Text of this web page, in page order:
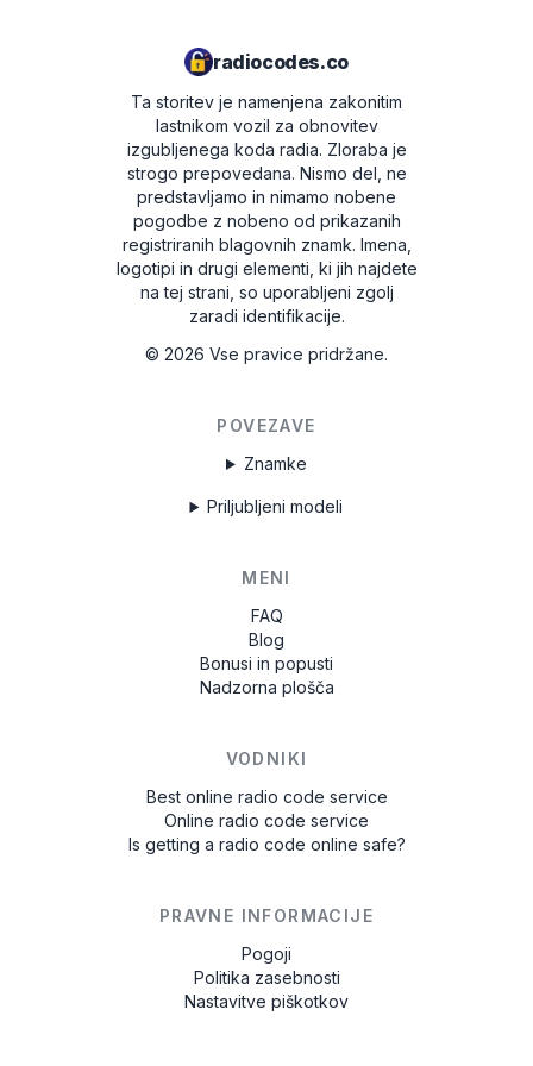
00790
radiocodes.co
Ta storitev je namenjena zakonitim
lastnikom vozil za obnovitev
izgubljenega koda radia. Zloraba je
strogo prepovedana. Nismo del, ne
predstavljamo in nimamo nobene
pogodbe z nobeno od prikazanih
registriranih blagovnih znamk. Imena,
logotipi in drugi elementi, ki jih najdete
na tej strani, so uporabljeni zgolj
zaradi identifikacije.
© 2026 Vse pravice pridržane.
POVEZAVE
Znamke
Priljubljeni modeli
MENI
FAQ
Blog
Bonusi in popusti
Nadzorna plošča
VODNIKI
Best online radio code service
Online radio code service
Is getting a radio code online safe?
PRAVNE INFORMACIJE
Pogoji
Politika zasebnosti
Nastavitve piškotkov